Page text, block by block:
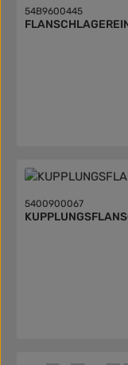
54B9600445
5400900067